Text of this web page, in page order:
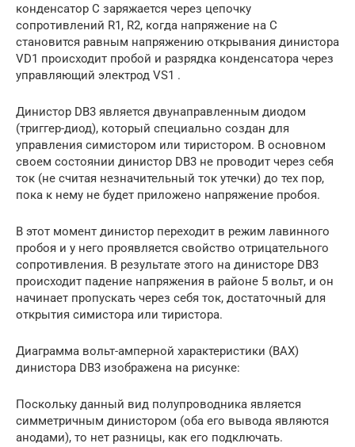
конденсатор С заряжается через цепочку
сопротивлений R1, R2, когда напряжение на С
становится равным напряжению открывания динистора
VD1 происходит пробой и разрядка конденсатора через
управляющий электрод VS1 .
Динистор DB3 является двунаправленным диодом
(триггер-диод), который специально создан для
управления симистором или тиристором. В основном
своем состоянии динистор DB3 не проводит через себя
ток (не считая незначительный ток утечки) до тех пор,
пока к нему не будет приложено напряжение пробоя.
В этот момент динистор переходит в режим лавинного
пробоя и у него проявляется свойство отрицательного
сопротивления. В результате этого на динисторе DB3
происходит падение напряжения в районе 5 вольт, и он
начинает пропускать через себя ток, достаточный для
открытия симистора или тиристора.
Диаграмма вольт-амперной характеристики (ВАХ)
динистора DB3 изображена на рисунке:
Поскольку данный вид полупроводника является
симметричным динистором (оба его вывода являются
анодами), то нет разницы, как его подключать.